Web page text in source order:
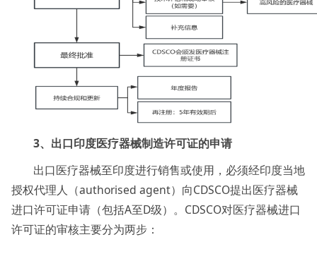
3、出口印度医疗器械制造许可证的申请
出口医疗器械至印度进行销售或使用，必须经印度当地
授权代理人（authorised agent）向CDSCO提出医疗器械
进口许可证申请（包括A至D级）。CDSCO对医疗器械进口
许可证的审核主要分为两步：